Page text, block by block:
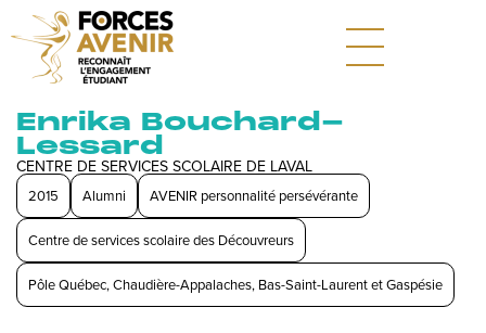
Enrika Bouchard-
Lessard
CENTRE DE SERVICES SCOLAIRE DE LAVAL
2015 Alumni AVENIR personnalité persévérante
Centre de services scolaire des Découvreurs
Pôle Québec, Chaudière-Appalaches, Bas-Saint-Laurent et Gaspésie